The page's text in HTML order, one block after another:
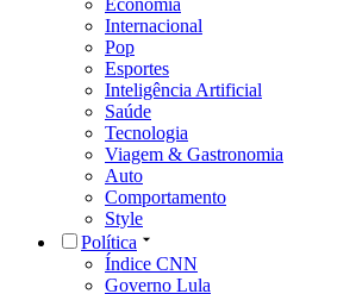
Internacional
Pop
Esportes
Inteligência Artificial
Saúde
Tecnologia
Viagem & Gastronomia
Auto
Comportamento
Style
Política
Índice CNN
Governo Lula